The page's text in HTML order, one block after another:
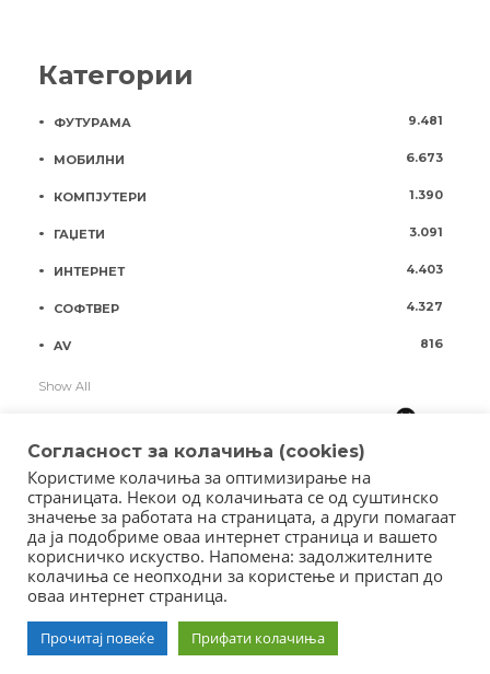
Категории
ФУТУРАМА 9.481
МОБИЛНИ 6.673
КОМПЈУТЕРИ 1.390
ГАЏЕТИ 3.091
ИНТЕРНЕТ 4.403
СОФТВЕР 4.327
AV 816
Show All
Copyright © 2018 - Member of IAB Macedonia
Member of Clip Media Group / 2017
Согласност за колачиња (cookies)
Користиме колачиња за оптимизирање на
страницата. Некои од колачињата се од суштинско
значење за работата на страницата, а други помагаат
да ја подобриме оваа интернет страница и вашето
корисничко искуство. Напомена: задолжителните
колачиња се неопходни за користење и пристап до
оваа интернет страница.
Прочитај повеќе Прифати колачиња